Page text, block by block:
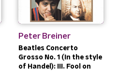
Peter Breiner
Beatles Concerto
Grosso No. 1 (In the style
of Handel): III. Fool on